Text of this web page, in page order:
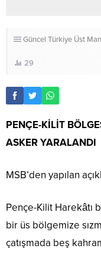
Güncel Türkiye Üst
29
PENÇE-KİLİT
ASKER YARALANDI
MSB’den yapılan
Pençe-Kilit Harekâtı
bir üs bölgemize
çatışmada beş